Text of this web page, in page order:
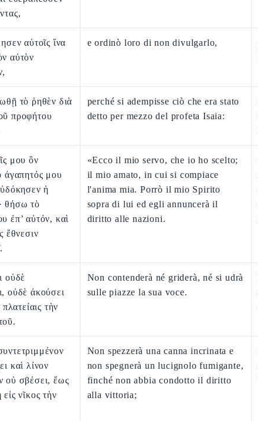
αὐτοῖς ἵνα
αὐτὸν
e ordinò loro di non divulgarlo,
τὸ ῥηθὲν διὰ
προφήτου
perché si adempisse ciò che era stato
detto per mezzo del profeta Isaia:
μου ὃν
ἀγαπητός μου
ἡ
θήσω τὸ
ἐπ’ αὐτόν, καὶ
ἔθνεσιν
«Ecco il mio servo, che io ho scelto;
il mio amato, in cui si compiace
l'anima mia. Porrò il mio Spirito
sopra di lui ed egli annuncerà il
diritto alle nazioni.
οὐδὲ
οὐδὲ ἀκούσει
πλατείαις τὴν
Non contenderà né griderà, né si udrà
sulle piazze la sua voce.
καὶ λίνον
οὐ σβέσει, ἕως
νῖκος τὴν
Non spezzerà una canna incrinata e
non spegnerà un lucignolo fumigante,
finché non abbia condotto il diritto
alla vittoria;